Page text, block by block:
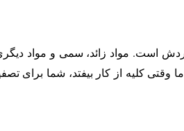
است. مواد زائد، سمی و مواد
کلیه از کار بیفتد، شما برای